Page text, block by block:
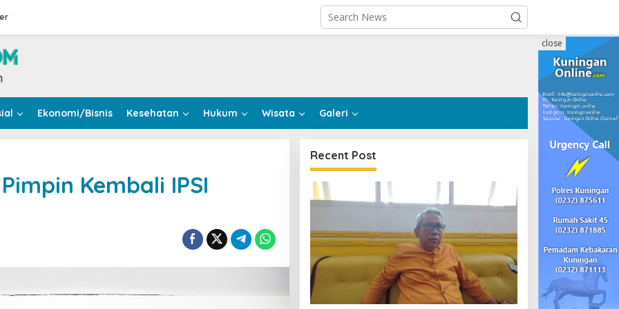
Ekonomi/Bisnis Kesehatan Hukum Wisata Galeri
close
Kembali IPSI
Recent Post